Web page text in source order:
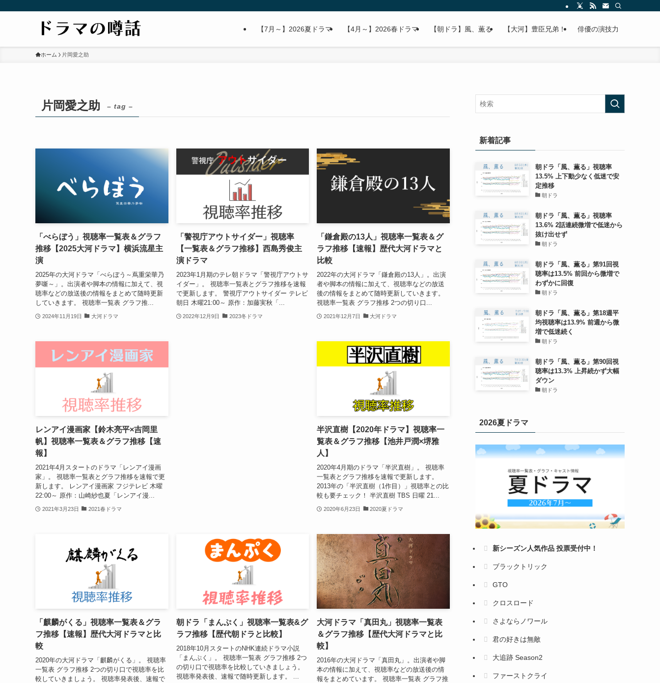
【7月～】2026夏ドラマ 【4月～】2026春ドラマ 【朝ドラ】風、薫る 【大河】豊臣兄弟！ 俳優の演技力
ホーム 片岡愛之助
片岡愛之助 – tag –
「べらぼう」視聴率一覧表＆グラフ
推移【2025大河ドラマ】横浜流星主
演
2025年の大河ドラマ「べらぼう～蔦重栄華乃
夢噺～」。出演者や脚本の情報に加えて、視
聴率などの放送後の情報をまとめて随時更新
していきます。 視聴率一覧表 グラフ推...
2024年11月19日 大河ドラマ
「警視庁アウトサイダー」視聴率
【一覧表＆グラフ推移】西島秀俊主
演ドラマ
2023年1月期のテレ朝ドラマ「警視庁アウトサ
イダー」。 視聴率一覧表とグラフ推移を速報
で更新します。 警視庁アウトサイダー テレビ
朝日 木曜21:00～ 原作：加藤実秋「...
2022年12月9日 2023冬ドラマ
「鎌倉殿の13人」視聴率一覧表＆グ
ラフ推移【速報】歴代大河ドラマと
比較
2022年の大河ドラマ「鎌倉殿の13人」。出演
者や脚本の情報に加えて、視聴率などの放送
後の情報をまとめて随時更新していきます。
視聴率一覧表 グラフ推移 2つの切り口...
2021年12月7日 大河ドラマ
レンアイ漫画家【鈴木亮平×吉岡里
帆】視聴率一覧表＆グラフ推移【速
報】
2021年4月スタートのドラマ「レンアイ漫画
家」。 視聴率一覧表とグラフ推移を速報で更
新します。 レンアイ漫画家 フジテレビ 木曜
22:00～ 原作：山崎紗也夏「レンアイ漫...
2021年3月23日 2021春ドラマ
半沢直樹【2020年ドラマ】視聴率一
覧表＆グラフ推移【池井戸潤×堺雅
人】
2020年4月期のドラマ「半沢直樹」。 視聴率
一覧表とグラフ推移を速報で更新します。
2013年の「半沢直樹（1作目）」視聴率との比
較も要チェック！ 半沢直樹 TBS 日曜 21...
2020年6月23日 2020夏ドラマ
「麒麟がくる」視聴率一覧表＆グラ
フ推移【速報】歴代大河ドラマと比
較
2020年の大河ドラマ「麒麟がくる」。 視聴率
一覧表 グラフ推移 2つの切り口で視聴率を比
較していきましょう。 視聴率発表後、速報で
朝ドラ「まんぷく」視聴率一覧表&グ
ラフ推移【歴代朝ドラと比較】
2018年10月スタートのNHK連続ドラマ小説
「まんぷく」。 視聴率一覧表 グラフ推移 2つ
の切り口で視聴率を比較していきましょう。
視聴率発表後、速報で随時更新します。 ...
大河ドラマ「真田丸」視聴率一覧表
＆グラフ推移【歴代大河ドラマと比
較】
2016年の大河ドラマ「真田丸」。出演者や脚
本の情報に加えて、視聴率などの放送後の情
報をまとめています。 視聴率一覧表 グラフ推
新着記事
朝ドラ「風、薫る」視聴率
13.5% 上下動少なく低迷で安
定推移
朝ドラ
朝ドラ「風、薫る」視聴率
13.6% 2話連続微増で低迷から
抜け出せず
朝ドラ
朝ドラ「風、薫る」第91回視
聴率は13.5% 前回から微増で
わずかに回復
朝ドラ
朝ドラ「風、薫る」第18週平
均視聴率は13.9% 前週から微
増で低迷続く
朝ドラ
朝ドラ「風、薫る」第90回視
聴率は13.3% 上昇続かず大幅
ダウン
朝ドラ
2026夏ドラマ
新シーズン人気作品 投票受付中！
ブラックトリック
GTO
クロスロード
さよならノワール
君の好きは無敵
大追跡 Season2
ファーストクライ